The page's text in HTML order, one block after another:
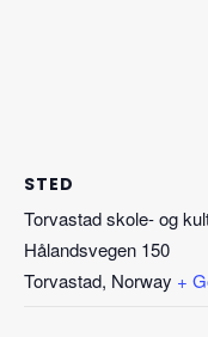
STED
Torvastad skole- og
Hålandsvegen 150
Torvastad, Norway +